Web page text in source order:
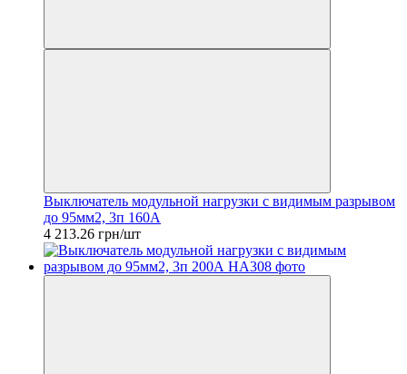
Выключатель модульной нагрузки с видимым разрывом
до 95мм2, 3п 160А
4 213.26 грн/шт